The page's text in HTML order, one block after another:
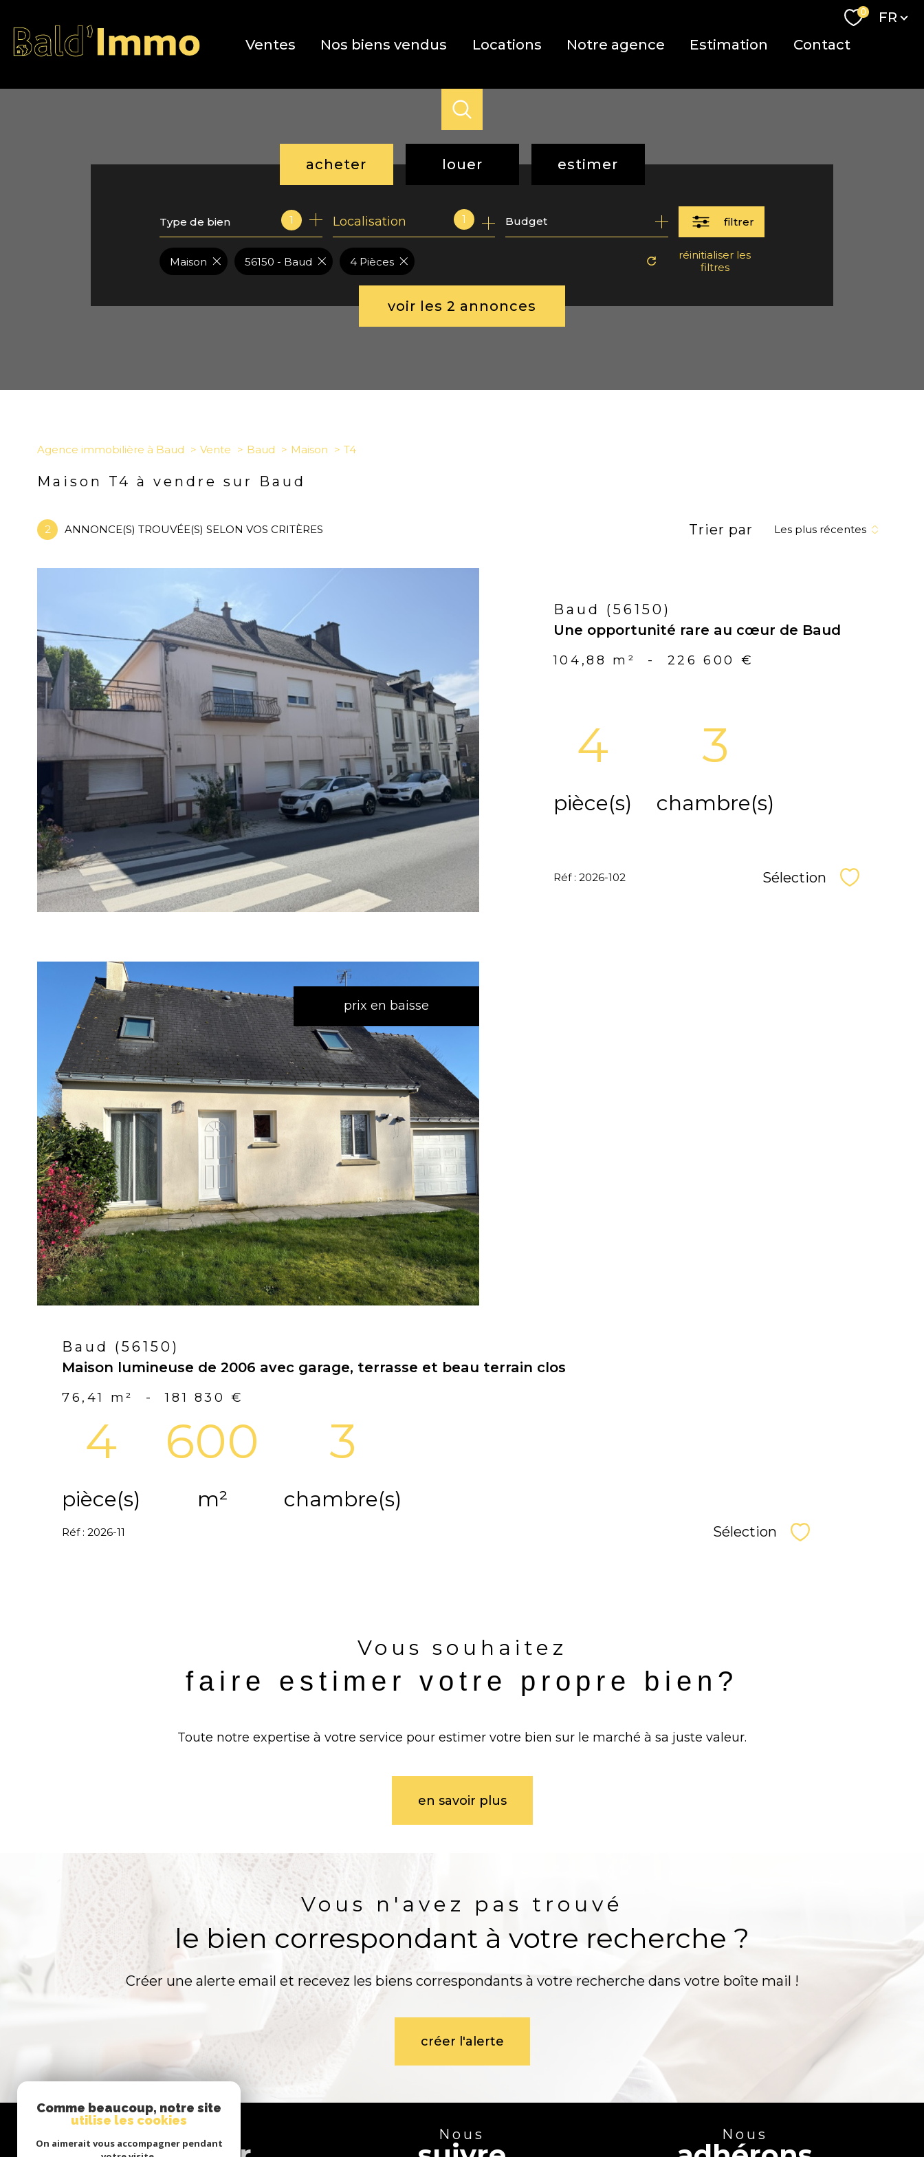
0 Langue
FR
Ventes Nos biens vendus Locations Notre agence Estimation Contact
acheter
de l'ancien
de l'immo pro
louer
à l'année
estimer
Type de bien 1 1
Localisation Budget filtrer
voir les 2 annonces
Maison 56150 - Baud 4 Pièces
réinitialiser les
filtres
Agence immobilière à Baud Vente Baud Maison T4
Maison T4 à vendre sur Baud
2 ANNONCE(S) TROUVÉE(S) SELON VOS CRITÈRES Trier par Les plus récentes
voir le
bien
Baud (56150)
Une opportunité rare au cœur de Baud
104,88 m² - 226 600 €
4
pièce(s)
3
chambre(s)
Réf : 2026-102 Sélection
prix en baisse
voir le
bien
Baud (56150)
Maison lumineuse de 2006 avec garage, terrasse et beau terrain clos
76,41 m² - 181 830 €
4
pièce(s)
600
m²
3
chambre(s)
Réf : 2026-11 Sélection Sélectionner
Vous souhaitez
faire estimer votre propre bien?
Toute notre expertise à votre service pour estimer votre bien sur le marché à sa juste valeur.
en savoir plus
Vous n'avez pas trouvé
le bien correspondant à votre recherche ?
Créer une alerte email et recevez les biens correspondants à votre recherche dans votre boîte mail !
créer l'alerte
Nous Nous
Comme beaucoup, notre site
utilise les cookies
On aimerait vous accompagner pendant